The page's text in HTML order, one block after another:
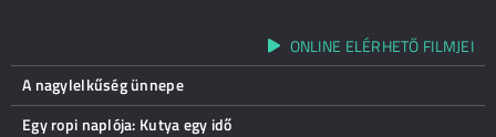
ONLINE ELÉRHETŐ FILMJEI
A nagylelkűség ünnepe
Egy ropi naplója: Kutya egy idő